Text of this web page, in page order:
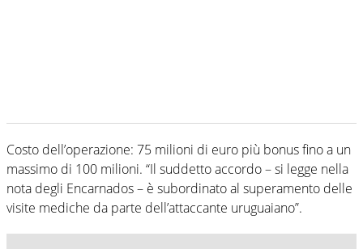
Costo dell’operazione: 75 milioni di euro più bonus fino a un
massimo di 100 milioni. “Il suddetto accordo – si legge nella
nota degli Encarnados – è subordinato al superamento delle
visite mediche da parte dell’attaccante uruguaiano”.